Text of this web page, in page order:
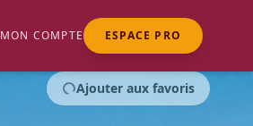
MON COMPTE ESPACE PRO
Ajouter aux favoris